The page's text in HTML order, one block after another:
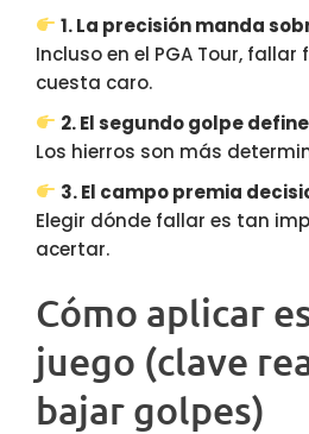
1. La precisión manda
Incluso en el PGA Tour,
cuesta caro.
2. El segundo golpe
Los hierros son más
3. El campo premia
Elegir dónde fallar es tan
acertar.
Cómo aplicar
juego (clave
bajar golpes)